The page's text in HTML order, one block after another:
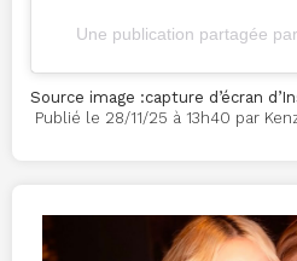
Une publication partagée
Source image :capture d’écran
Publié le 28/11/25 à 13h40 par